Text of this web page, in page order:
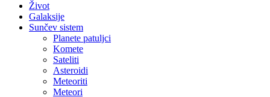
Život
Galaksije
Sunčev sistem
Planete patuljci
Komete
Sateliti
Asteroidi
Meteoriti
Meteori